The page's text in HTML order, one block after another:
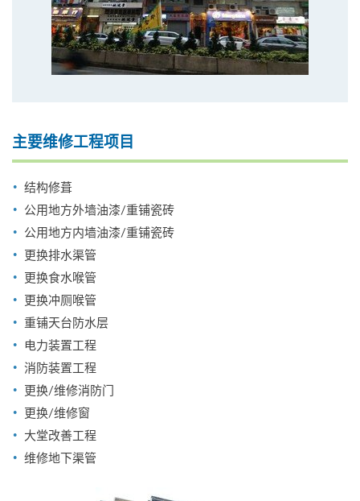
主要维修工程项目
结构修葺
公用地方外墙油漆/重铺瓷砖
公用地方内墙油漆/重铺瓷砖
更换排水渠管
更换食水喉管
更换冲厕喉管
重铺天台防水层
电力装置工程
消防装置工程
更换/维修消防门
更换/维修窗
大堂改善工程
维修地下渠管